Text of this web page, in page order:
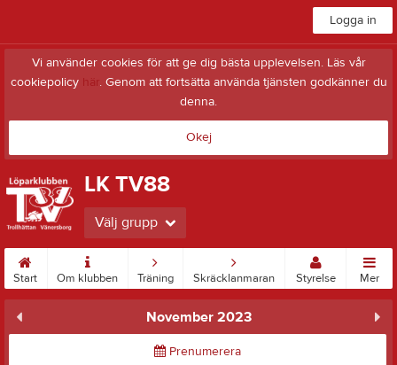
Logga in
Vi använder cookies för att ge dig bästa upplevelsen. Läs vår
cookiepolicy här. Genom att fortsätta använda tjänsten godkänner du
denna.
Okej
LK TV88
Välj grupp
Start Om klubben Träning Skräcklanmaran Styrelse Mer
November 2023
Prenumerera